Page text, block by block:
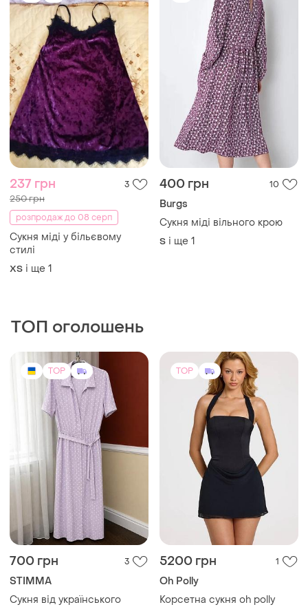
237 грн 3
250 грн
розпродаж до 08 серп
Сукня міді у більєвому
стилі
ХS і ще 1
400 грн 10
Burgs
Сукня міді вільного крою
S і ще 1
ТОП оголошень
TOP
700 грн 3
STIMMA
Сукня від українського
TOP
5200 грн 1
Oh Polly
Корсетна сукня oh polly